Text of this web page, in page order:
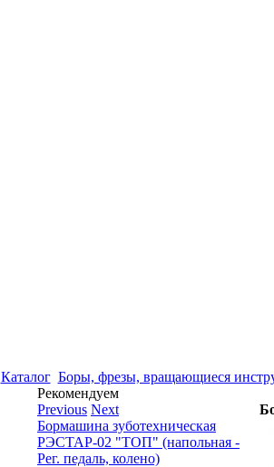
Каталог Боры, фрезы, вращающиеся
Рекомендуем
Previous Next
Бормашина зуботехническая
РЭСТАР-02 "ТОП" (напольная -
Рег. педаль, колено)